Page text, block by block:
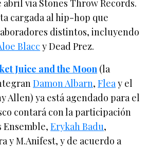
via Stones Throw Records.
cargada al hip-hop que
distintos, incluyendo
Blacc y Dead Prez.
Juice and the Moon (la
Damon Albarn,Fleay el
Allen) ya está agendado para el
contará con la participación
Ensemble,Erykah Badu,
y M.Anifest, y de acuerdo a